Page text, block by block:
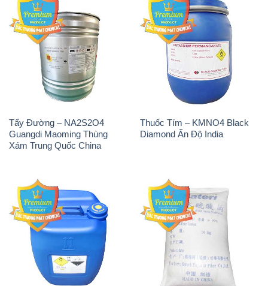
Tẩy Đường – NA2S2O4
Guangdi Maoming Thùng
Xám Trung Quốc China
Thuốc Tím – KMNO4 Black
Diamond Ấn Độ India